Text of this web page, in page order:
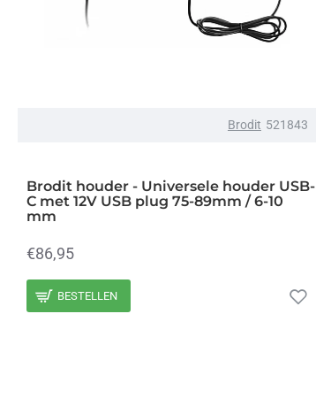
Brodit 521843
Brodit houder - Universele houder USB-
C met 12V USB plug 75-89mm / 6-10
mm
€86,95
BESTELLEN